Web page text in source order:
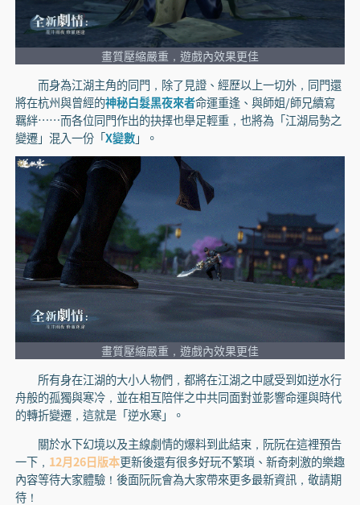
畫質壓縮嚴重，遊戲內效果更佳
而身為江湖主角的同門，除了見證、經歷以上一切外，同門還
將在杭州與曾經的神秘白髮黑夜來者命運重逢、與師姐/師兄續寫
羈絆……而各位同門作出的抉擇也舉足輕重，也將為「江湖局勢之
變遷」混入一份「X變數」。
畫質壓縮嚴重，遊戲內效果更佳
所有身在江湖的大小人物們，都將在江湖之中感受到如逆水行
舟般的孤獨與寒冷，並在相互陪伴之中共同面對並影響命運與時代
的轉折變遷，這就是「逆水寒」。
關於水下幻境以及主線劇情的爆料到此結束，阮阮在這裡預告
一下， 12月26日版本更新後還有很多好玩不繁瑣、新奇刺激的樂趣
內容等待大家體驗！後面阮阮會為大家帶來更多最新資訊，敬請期
待！